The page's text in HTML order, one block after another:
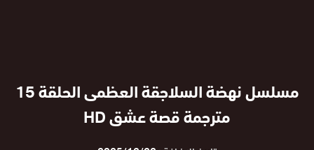
مسلسل نهضة السلاجقة العظمى الحلقة 15
مترجمة قصة عشق HD